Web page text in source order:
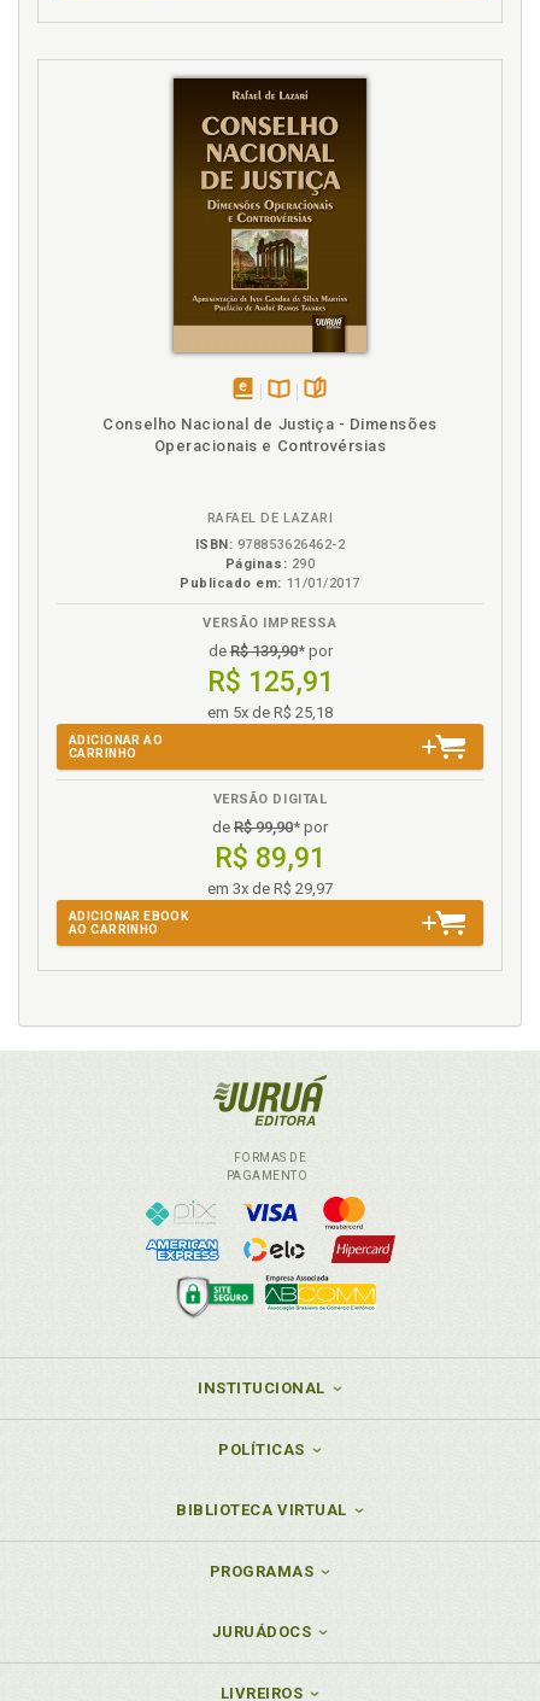
Qualificação registral do Auto de Demarcação
Urbanística, p. 100
Referências, p. 139
Registro do projeto de regularização fundiária, p.
Registro dos Títulos de Legitimação de Posse, p. 108
Registro. Qualificação registral do Auto de
Demarcação Urbanística, p. 100
Regularização fundiária, p. 91
procedimento, p. 95
Regularização fundiária. Projeto de regularização
Regularização fundiária. Registro do projeto de
Requerimento do reconhecimento da conversão de
Sigla. Lista de siglas e abreviaturas, p. 13
disponível
em
na
Conselho Nacional de Justiça - Dimensões
Operacionais e Controvérsias
RAFAEL DE LAZARI
ISBN: 978853626462-2
Páginas: 290
Publicado em: 11/01/2017
VERSÃO IMPRESSA
deR$ 139,90* por
R$ 125,91
em 5x de R$ 25,18
ADICIONAR AO
CARRINHO
VERSÃO DIGITAL
de R$ 99,90* por
R$ 89,91
em 3x de R$ 29,97
ADICIONAR EBOOK
AO CARRINHO
FORMAS DE
PAGAMENTO
INSTITUCIONAL
POLÍTICAS
BIBLIOTECA VIRTUAL
PROGRAMAS
JURUÁDOCS
LIVREIROS